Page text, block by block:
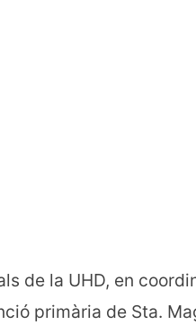
de la UHD, en
primària de Sta.